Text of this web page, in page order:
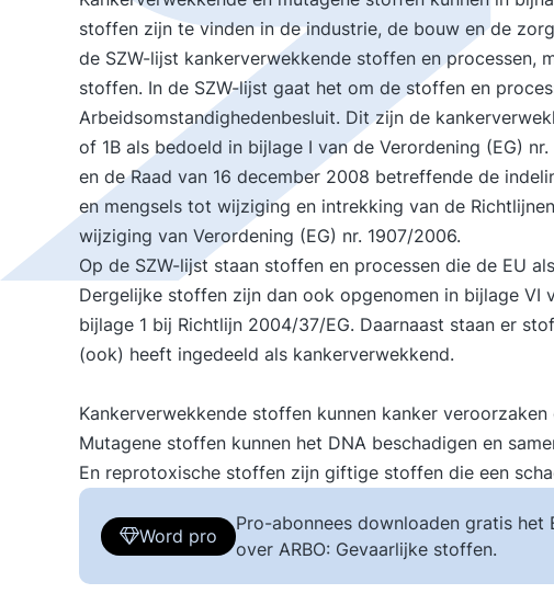
stoffen zijn te vinden in de industrie, de bouw en de
de SZW-lijst kankerverwekkende stoffen en processen,
stoffen. In de SZW-lijst gaat het om de stoffen en
Arbeidsomstandighedenbesluit. Dit zijn de
of 1B als bedoeld in bijlage I van de Verordening (EG)
en de Raad van 16 december 2008 betreffende de
en mengsels tot wijziging en intrekking van de
wijziging van Verordening (EG) nr. 1907/2006.
Op de SZW-lijst staan stoffen en processen die de EU
Dergelijke stoffen zijn dan ook opgenomen in bijlage VI
bijlage 1 bij Richtlijn 2004/37/EG. Daarnaast staan er
(ook) heeft ingedeeld als kankerverwekkend.
Kankerverwekkende stoffen kunnen kanker
Mutagene stoffen kunnen het DNA beschadigen en
En reprotoxische stoffen zijn giftige stoffen die een
Word pro
Pro-abonnees downloaden gratis
over ARBO: Gevaarlijke stoffen.